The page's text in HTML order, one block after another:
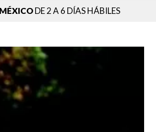
DE 2 A 6 DÍAS HÁBILES